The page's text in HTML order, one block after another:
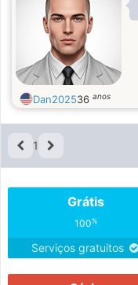
Dan202536 anos
1
Grátis
100%
Serviços gratuitos